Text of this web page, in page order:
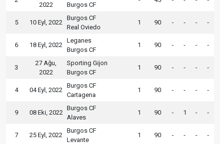
2022
Burgos CF
5 10 Eyl, 2022
Burgos CF
Real Oviedo
1 90 - - - -
6 18 Eyl, 2022
Leganes
Burgos CF
1 90 - - - -
3
27 Ağu,
2022
Sporting Gijon
Burgos CF
1 90 - - - -
4 04 Eyl, 2022
Burgos CF
Cartagena
1 90 - - - -
9 08 Eki, 2022
Burgos CF
Alaves
1 90 - 1 - -
7 25 Eyl, 2022
Burgos CF
Levante
1 90 - - - -